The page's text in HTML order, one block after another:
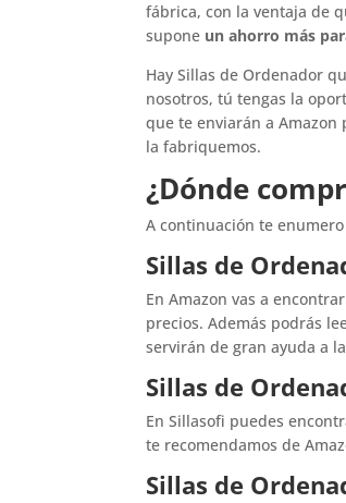
fábrica, con la ventaja de
supone un ahorro más
Hay Sillas de Ordenador
nosotros, tú tengas la
que te enviarán a
la fabriquemos.
¿Dónde
A continuación te
Sillas de
En Amazon vas a
precios. Además podrás
servirán de gran ayuda a
Sillas de
En Sillasofi puedes
te recomendamos de
Sillas de